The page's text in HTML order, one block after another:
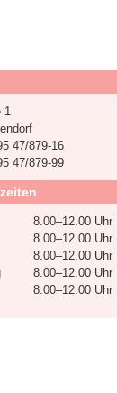
1
47/879-16
47/879-99
8.00–12.00 Uhr
8.00–12.00 Uhr
8.00–12.00 Uhr
8.00–12.00 Uhr
8.00–12.00 Uhr